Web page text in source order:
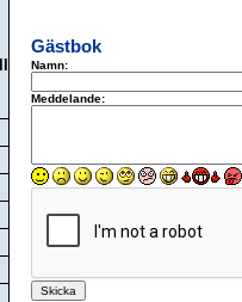
Gästbok
Namn:
Meddelande: